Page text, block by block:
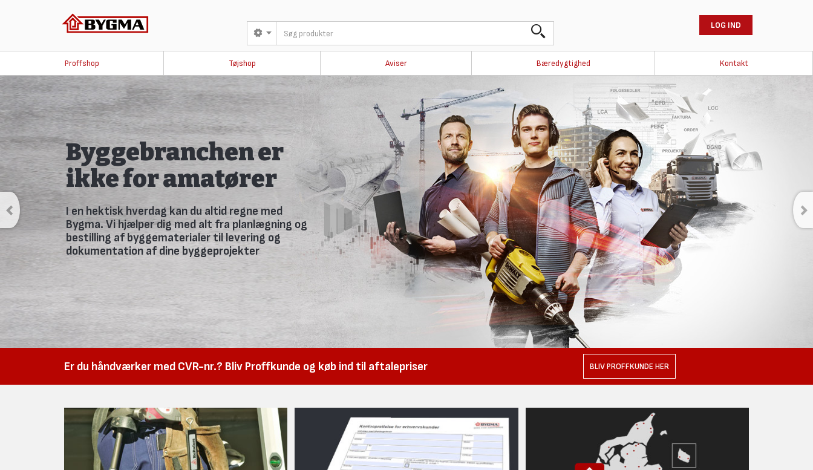
LOG IND
Proffshop Tøjshop Aviser Bæredygtighed Kontakt
Savner du avisen i
skurvognen?
Fremover udkommer avisen kun online. Tilmeld dig Bygmas nyhedsbrev,
så går du ikke glip af noget.
TILMELD DIG HER
Er du håndværker med CVR-nr.? Bliv Proffkunde og køb ind til aftalepriser BLIV PROFFKUNDE HER